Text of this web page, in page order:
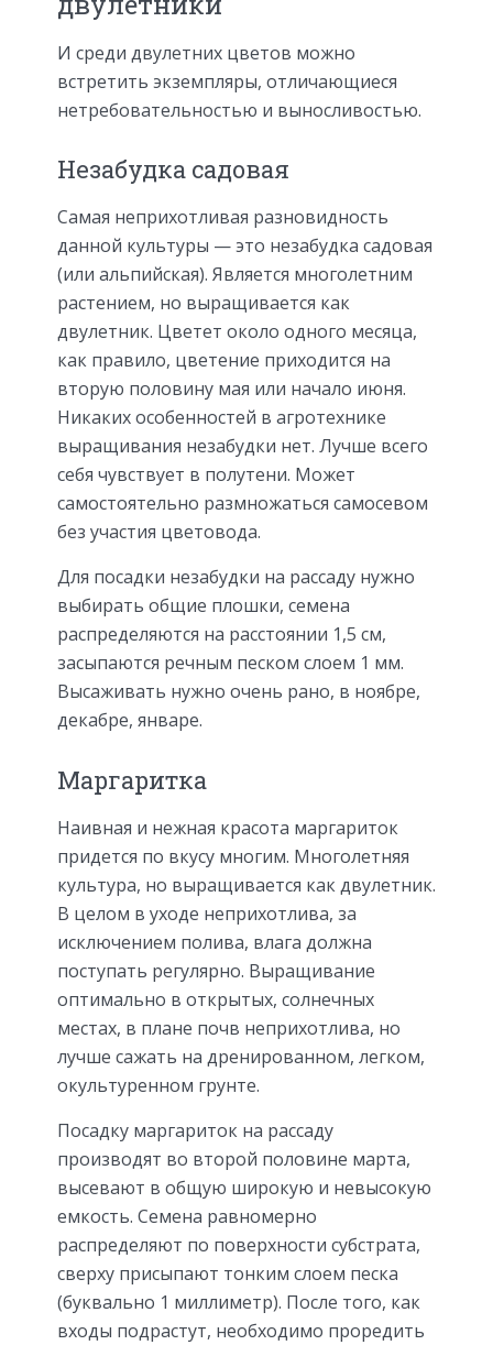
И среди двулетних цветов можно
встретить экземпляры, отличающиеся
нетребовательностью и выносливостью.
Незабудка садовая
Самая неприхотливая разновидность
данной культуры — это незабудка садовая
(или альпийская). Является многолетним
растением, но выращивается как
двулетник. Цветет около одного месяца,
как правило, цветение приходится на
вторую половину мая или начало июня.
Никаких особенностей в агротехнике
выращивания незабудки нет. Лучше всего
себя чувствует в полутени. Может
самостоятельно размножаться самосевом
без участия цветовода.
Для посадки незабудки на рассаду нужно
выбирать общие плошки, семена
распределяются на расстоянии 1,5 см,
засыпаются речным песком слоем 1 мм.
Высаживать нужно очень рано, в ноябре,
декабре, январе.
Маргаритка
Наивная и нежная красота маргариток
придется по вкусу многим. Многолетняя
культура, но выращивается как двулетник.
В целом в уходе неприхотлива, за
исключением полива, влага должна
поступать регулярно. Выращивание
оптимально в открытых, солнечных
местах, в плане почв неприхотлива, но
лучше сажать на дренированном, легком,
окультуренном грунте.
Посадку маргариток на рассаду
производят во второй половине марта,
высевают в общую широкую и невысокую
емкость. Семена равномерно
распределяют по поверхности субстрата,
сверху присыпают тонким слоем песка
(буквально 1 миллиметр). После того, как
входы подрастут, необходимо проредить